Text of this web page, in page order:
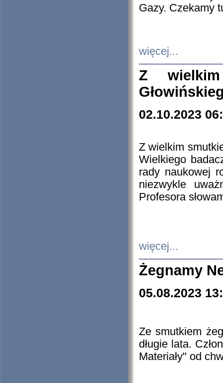
Gazy. Czekamy
więcej...
Z
02.10.2023
Z wielkim
Wielkiego
rady naukowej
niezwykle
Profesora
więcej...
Żegnamy
05.08.2023
Ze smutkiem
długie lata.
Materiały" od